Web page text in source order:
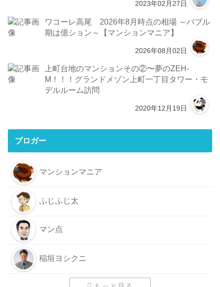
2023年02月27日
ワコーレ高尾 2026年8月時点の相場 ～バブル
期は億ション～【マンションマニア】
2026年08月02日
上町台地のマンションその②〜夢のZEH-
M！！！グランドメゾン上町一丁目タワー・モ
デルルーム訪問
2020年12月19日
ブロガー
マンションマニア
ふじふじ太
マン点
稲垣ヨシクニ